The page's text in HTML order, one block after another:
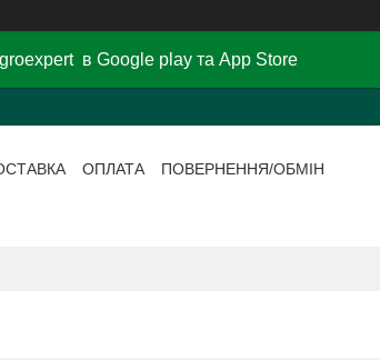
в Google play та App Store
ОПЛАТА
ПОВЕРНЕННЯ/ОБМІН